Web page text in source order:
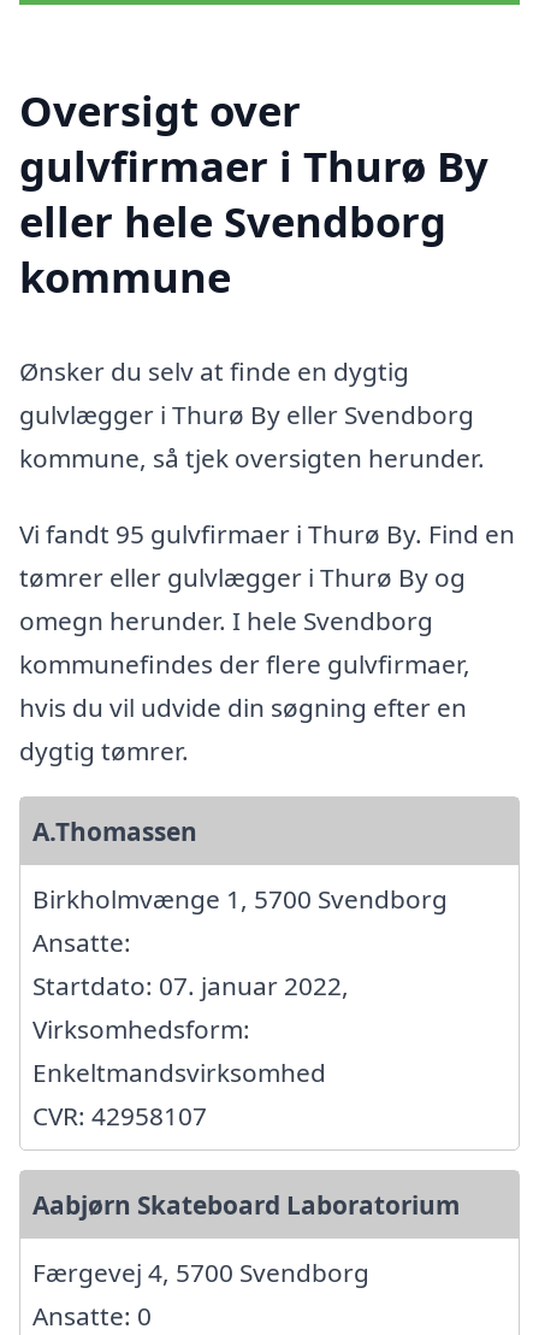
Oversigt over
gulvfirmaer i Thurø By
eller hele Svendborg
kommune
Ønsker du selv at finde en dygtig
gulvlægger i Thurø By eller Svendborg
kommune, så tjek oversigten herunder.
Vi fandt 95 gulvfirmaer i Thurø By. Find en
tømrer eller gulvlægger i Thurø By og
omegn herunder. I hele Svendborg
kommunefindes der flere gulvfirmaer,
hvis du vil udvide din søgning efter en
dygtig tømrer.
A.Thomassen
Birkholmvænge 1, 5700 Svendborg
Ansatte:
Startdato: 07. januar 2022,
Virksomhedsform:
Enkeltmandsvirksomhed
CVR: 42958107
Aabjørn Skateboard Laboratorium
Færgevej 4, 5700 Svendborg
Ansatte: 0